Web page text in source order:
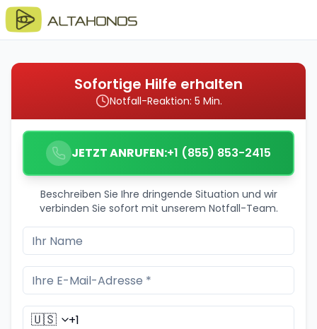
Sofortige Hilfe erhalten
Notfall-Reaktion: 5 Min.
JETZT ANRUFEN:+1 (855) 853-2415
Beschreiben Sie Ihre dringende Situation und wir
verbinden Sie sofort mit unserem Notfall-Team.
🇺🇸